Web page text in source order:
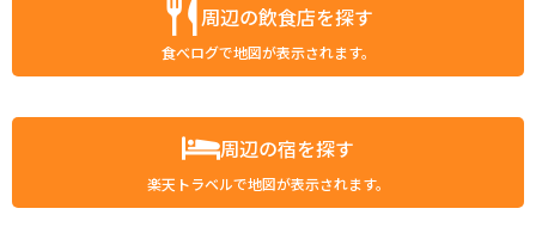
周辺の飲食店を探す
食べログで地図が表示されます。
周辺の宿を探す
楽天トラベルで地図が表示されます。